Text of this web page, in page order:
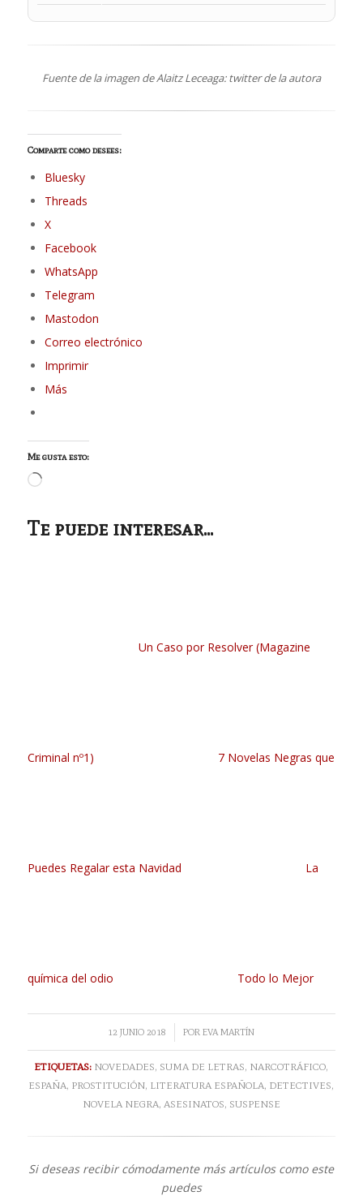
Fuente de la imagen de Alaitz Leceaga: twitter de la autora
Comparte como desees:
Bluesky
Threads
X
Facebook
WhatsApp
Telegram
Mastodon
Correo electrónico
Imprimir
Más
Me gusta esto:
Cargando...
Te puede interesar...
Un Caso por Resolver (Magazine
Criminal nº1) 7 Novelas Negras que
Puedes Regalar esta Navidad La
química del odio Todo lo Mejor
12 JUNIO 2018
/ POREVA MARTÍN
ETIQUETAS: NOVEDADES, SUMA DE LETRAS, NARCOTRÁFICO,
ESPAÑA, PROSTITUCIÓN, LITERATURA ESPAÑOLA, DETECTIVES,
NOVELA NEGRA, ASESINATOS, SUSPENSE
Si deseas recibir cómodamente más artículos como este
puedes